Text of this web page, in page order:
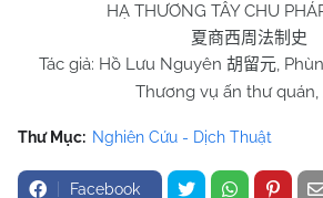
HẠ THƯƠNG TÂYCHU
夏商西周法制史
Tác giả: Hồ Lưu Nguyên 胡留元,
Thương vụ ấn thư quán,
Thư Mục: Nghiên Cứu - Dịch Thuật
Facebook